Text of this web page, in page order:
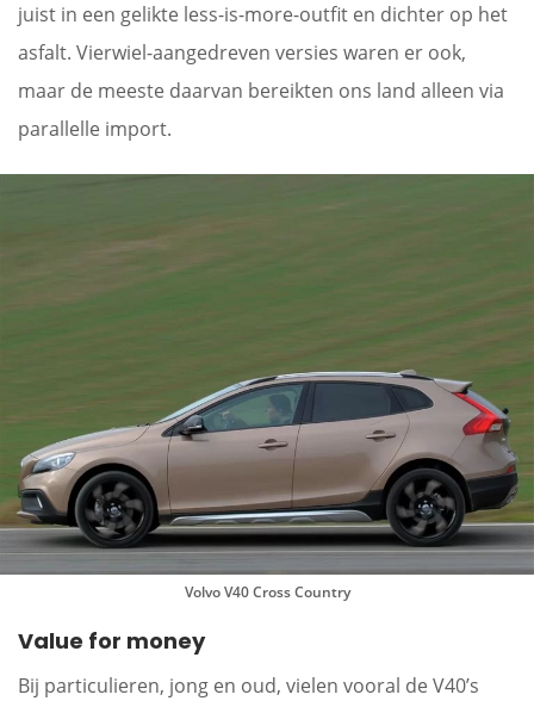
juist in een gelikte less-is-more-outfit en dichter op het
asfalt. Vierwiel-aangedreven versies waren er ook,
maar de meeste daarvan bereikten ons land alleen via
parallelle import.
Volvo V40 Cross Country
Value for money
Bij particulieren, jong en oud, vielen vooral de V40’s